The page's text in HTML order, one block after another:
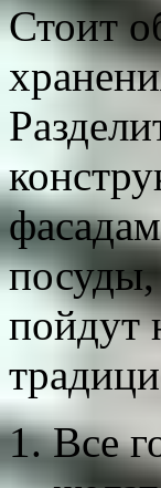
Стоит
пойдут
Все